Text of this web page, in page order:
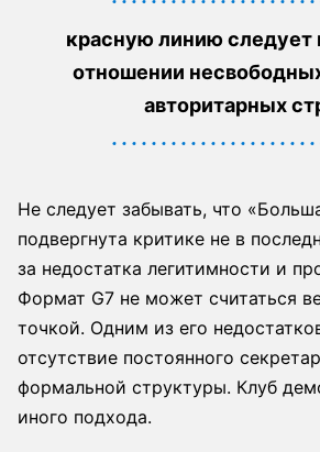
красную линию следует
отношении
авторитарных
Не следует забывать, что
подвергнута критике не в
за недостатка легитимности и
Формат G7 не может считаться
точкой. Одним из его
отсутствие постоянного
формальной структуры. Клуб
иного подхода.